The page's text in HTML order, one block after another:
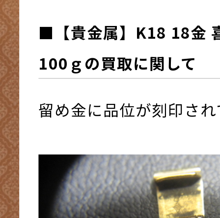
■【貴金属】K18 18金
100ｇの買取に関して
留め金に品位が刻印さ